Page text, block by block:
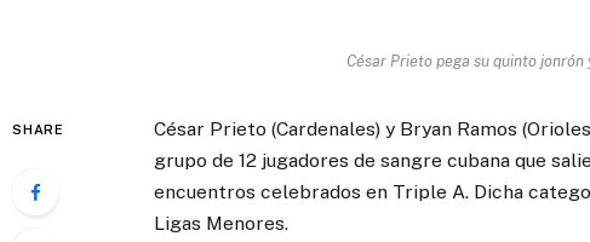
César Prieto pega su quinto
SHARE
César Prieto (Cardenales) y Bryan Ramos
grupo de 12 jugadores de sangre cubana que
encuentros celebrados en Triple A. Dicha
Ligas Menores.